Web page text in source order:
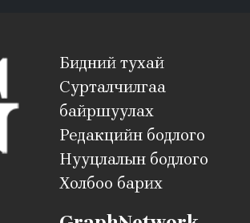
Бидний тухай
Сурталчилгаа
байршуулах
Редакцийн бодлого
Нууцлалын бодлого
Холбоо барих